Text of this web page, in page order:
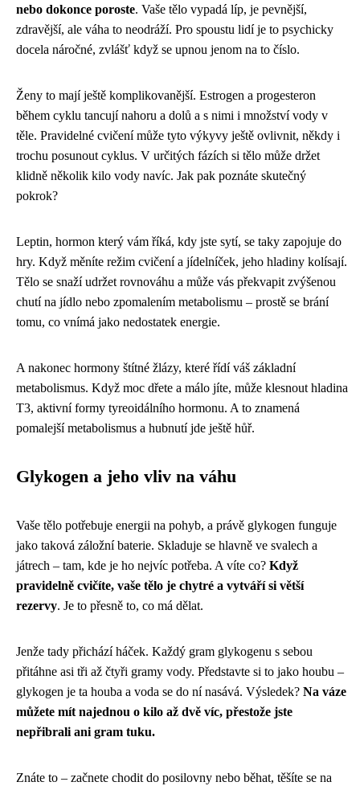
nebo dokonce poroste. Vaše tělo vypadá líp, je pevnější,
zdravější, ale váha to neodráží. Pro spoustu lidí je to psychicky
docela náročné, zvlášť když se upnou jenom na to číslo.
Ženy to mají ještě komplikovanější. Estrogen a progesteron
během cyklu tancují nahoru a dolů a s nimi i množství vody v
těle. Pravidelné cvičení může tyto výkyvy ještě ovlivnit, někdy i
trochu posunout cyklus. V určitých fázích si tělo může držet
klidně několik kilo vody navíc. Jak pak poznáte skutečný
pokrok?
Leptin, hormon který vám říká, kdy jste sytí, se taky zapojuje do
hry. Když měníte režim cvičení a jídelníček, jeho hladiny kolísají.
Tělo se snaží udržet rovnováhu a může vás překvapit zvýšenou
chutí na jídlo nebo zpomalením metabolismu – prostě se brání
tomu, co vnímá jako nedostatek energie.
A nakonec hormony štítné žlázy, které řídí váš základní
metabolismus. Když moc dřete a málo jíte, může klesnout hladina
T3, aktivní formy tyreoidálního hormonu. A to znamená
pomalejší metabolismus a hubnutí jde ještě hůř.
Glykogen a jeho vliv na váhu
Vaše tělo potřebuje energii na pohyb, a právě glykogen funguje
jako taková záložní baterie. Skladuje se hlavně ve svalech a
játrech – tam, kde je ho nejvíc potřeba. A víte co? Když
pravidelně cvičíte, vaše tělo je chytré a vytváří si větší
rezervy. Je to přesně to, co má dělat.
Jenže tady přichází háček. Každý gram glykogenu s sebou
přitáhne asi tři až čtyři gramy vody. Představte si to jako houbu –
glykogen je ta houba a voda se do ní nasává. Výsledek? Na váze
můžete mít najednou o kilo až dvě víc, přestože jste
nepřibrali ani gram tuku.
Znáte to – začnete chodit do posilovny nebo běhat, těšíte se na